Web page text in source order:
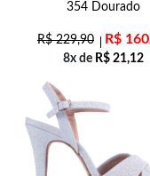
354 Dourado
R$229,90 R$
8x de R$21,12